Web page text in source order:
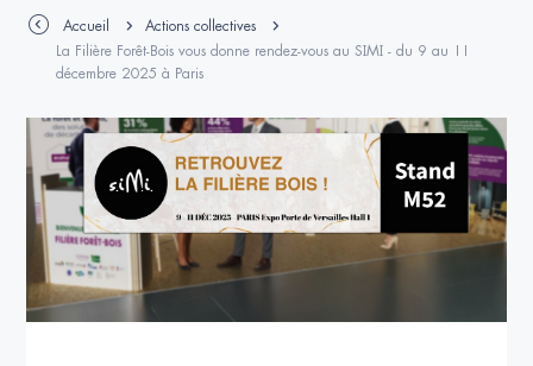
Accueil
Actions collectives
La Filière Forêt-Bois vous donne rendez-vous au SIMI - du 9 au 11
décembre 2025 à Paris